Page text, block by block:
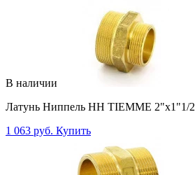
В наличии
Латунь Ниппель НН TIEMME 2"x1"1/2
1 063 руб. Купить